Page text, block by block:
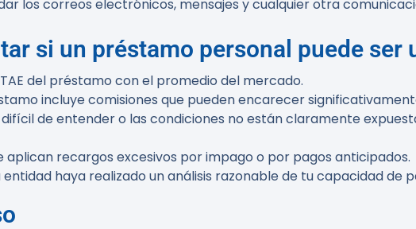
los correos electrónicos, mensajes y cualquier otra
si un préstamo personal puede ser
del préstamo con el promedio del mercado.
incluye comisiones que pueden encarecer
de entender o las condiciones no están claramente
aplican recargos excesivos por impago o por pagos anticipados.
entidad haya realizado un análisis razonable de tu capacidad de